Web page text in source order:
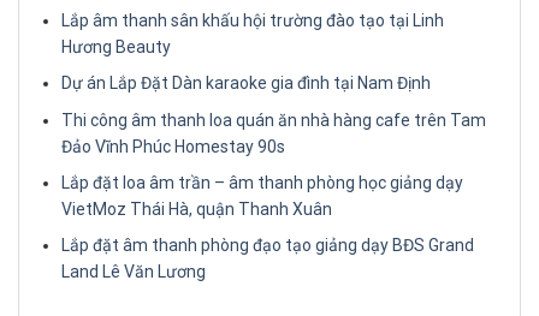
Lắp âm thanh sân khấu hội trường đào tạo tại Linh
Hương Beauty
Dự án Lắp Đặt Dàn karaoke gia đình tại Nam Định
Thi công âm thanh loa quán ăn nhà hàng cafe trên Tam
Đảo Vĩnh Phúc Homestay 90s
Lắp đặt loa âm trần – âm thanh phòng học giảng dạy
VietMoz Thái Hà, quận Thanh Xuân
Lắp đặt âm thanh phòng đạo tạo giảng dạy BĐS Grand
Land Lê Văn Lương